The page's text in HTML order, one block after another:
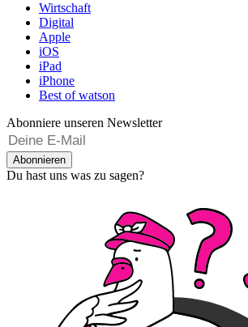
Wirtschaft
Digital
Apple
iOS
iPad
iPhone
Best of watson
Abonniere unseren Newsletter
Abonnieren
Du hast uns was zu sagen?